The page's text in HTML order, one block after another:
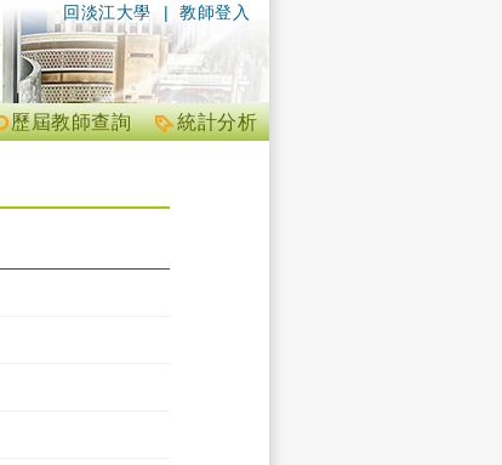
| 教師登入
回淡江大學
統計分析
歷屆教師查詢